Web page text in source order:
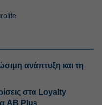
ανάπτυξη και τη
στα Loyalty
AB Plus